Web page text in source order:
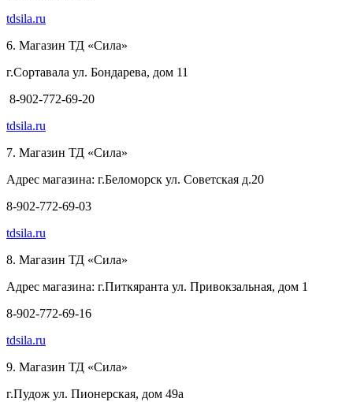
tdsila.ru
6. Магазин ТД «Сила»
г.Сортавала ул. Бондарева, дом 11
8-902-772-69-20
tdsila.ru
7. Магазин ТД «Сила»
Адрес магазина: г.Беломорск ул. Советская д.20
8-902-772-69-03
tdsila.ru
8. Магазин ТД «Сила»
Адрес магазина: г.Питкяранта ул. Привокзальная, дом 1
8-902-772-69-16
tdsila.ru
9. Магазин ТД «Сила»
г.Пудож ул. Пионерская, дом 49а